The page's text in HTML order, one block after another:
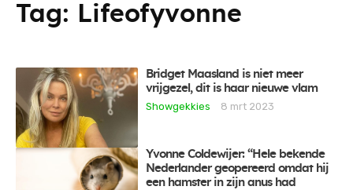
Tag: Lifeofyvonne
Bridget Maasland is niet meer
vrijgezel, dit is haar nieuwe vlam
Showgekkies
8 mrt 2023
Yvonne Coldewijer: “Hele bekende
Nederlander geopereerd omdat hij
een hamster in zijn anus had